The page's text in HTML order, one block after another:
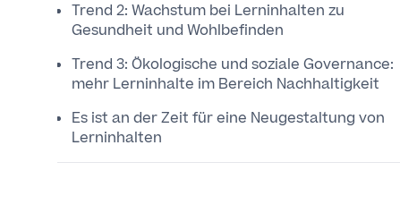
Trend 2: Wachstum bei Lerninhalten zu
Gesundheit und Wohlbefinden
Trend 3: Ökologische und soziale Governance:
mehr Lerninhalte im Bereich Nachhaltigkeit
Es ist an der Zeit für eine Neugestaltung von
Lerninhalten